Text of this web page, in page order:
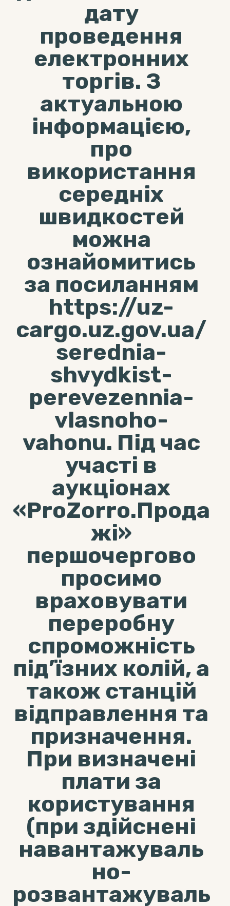
дату
проведення
електронних
торгів. З
актуальною
інформацією,
про
використання
середніх
швидкостей
можна
ознайомитись
за посиланням
https://uz-
cargo.uz.gov.ua/
serednia-
shvydkist-
perevezennia-
vlasnoho-
vahonu. Під час
участі в
аукціонах
«ProZorro.Прода
жі»
першочергово
просимо
враховувати
переробну
спроможність
під’їзних колій, а
також станцій
відправлення та
призначення.
При визначені
плати за
користування
(при здійснені
навантажуваль
но-
розвантажуваль